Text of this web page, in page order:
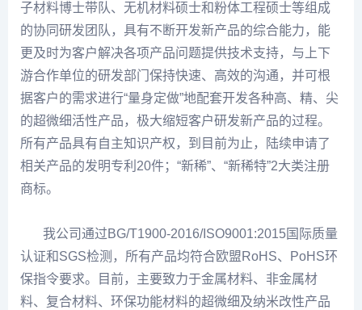
子材料博士带队、无机材料硕士和粉体工程硕士等组成
的协同研发团队，具有不断开发新产品的综合能力，能
更及时为客户解决各项产品问题提供技术支持，与上下
游合作单位的研发部门保持快速、高效的沟通，并可根
据客户的需求进行“量身定做”地配套开发各种高、精、尖
的超微细活性产品，极大缩短客户研发新产品的过程。
所有产品具有自主知识产权，到目前为止，陆续申请了
相关产品的发明专利20件；“新稀”、“新稀特”2大类注册
商标。
我公司通过BG/T1900-2016/ISO9001:2015国际质量
认证和SGS检测，所有产品均符合欧盟RoHS、PoHS环
保指令要求。目前，主要致力于金属材料、非金属材
料、复合材料、环保功能材料的超微细及纳米改性产品